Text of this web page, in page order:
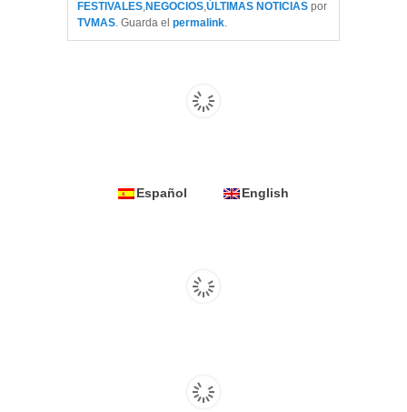
FESTIVALES,NEGOCIOS,ÚLTIMAS NOTICIAS por
TVMAS. Guarda el permalink.
Español English